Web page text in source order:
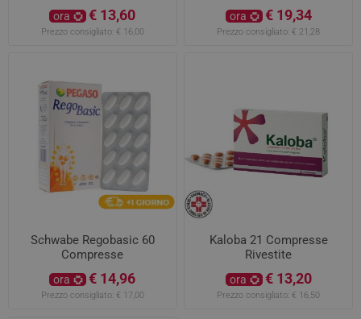
ora € 13,60
Prezzo consigliato: € 16,00
ora € 19,34
Prezzo consigliato: € 21,28
Schwabe Regobasic 60
Compresse
ora € 14,96
Prezzo consigliato: € 17,00
Kaloba 21 Compresse
Rivestite
ora € 13,20
Prezzo consigliato: € 16,50